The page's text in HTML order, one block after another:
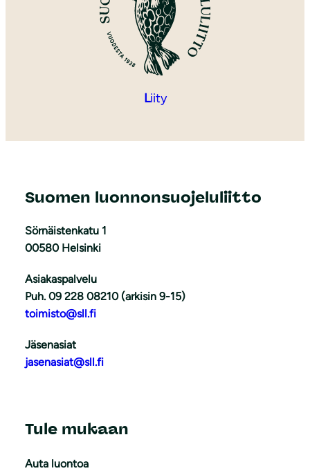
Liity
Suomen luonnonsuojeluliitto
Sörnäistenkatu 1
00580 Helsinki
Asiakaspalvelu
Puh. 09 228 08210 (arkisin 9-15)
toimisto@sll.fi
Jäsenasiat
jasenasiat@sll.fi
Tule mukaan
Auta luontoa